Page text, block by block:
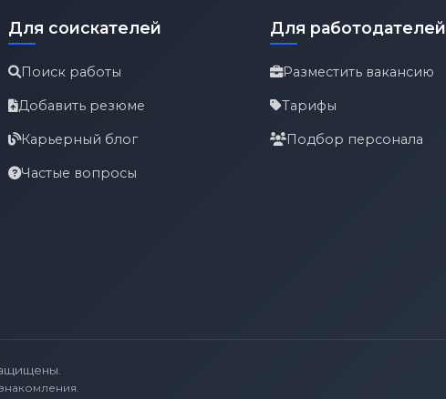
Для соискателей
Поиск работы
Добавить резюме
Карьерный блог
Частые вопросы
Для работодателей
Разместить вакансию
Тарифы
Подбор персонала